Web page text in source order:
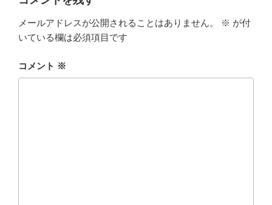
メールアドレスが公開されることはありません。 ※ が付
いている欄は必須項目です
コメント ※